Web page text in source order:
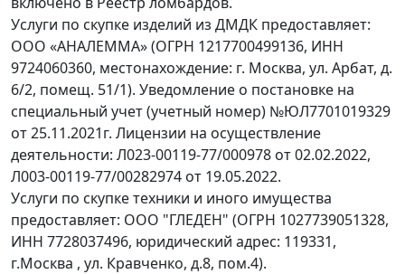
Услуги по скупке изделий из ДМДК предоставляет:
ООО «АНАЛЕММА» (ОГРН 1217700499136, ИНН
9724060360, местонахождение: г. Москва, ул. Арбат, д.
6/2, помещ. 51/1). Уведомление о постановке на
специальный учет (учетный номер) №ЮЛ7701019329
от 25.11.2021г. Лицензии на осуществление
деятельности: Л023-00119-77/000978 от 02.02.2022,
Л003-00119-77/00282974 от 19.05.2022.
Услуги по скупке техники и иного имущества
предоставляет: ООО "ГЛЕДЕН" (ОГРН 1027739051328,
ИНН 7728037496, юридический адрес: 119331,
г.Москва , ул. Кравченко, д.8, пом.4).